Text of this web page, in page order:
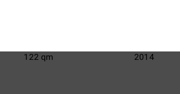
122 qm
2014